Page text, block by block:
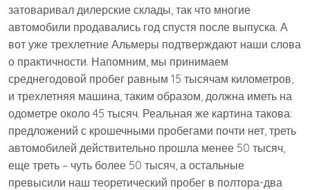
затоваривал дилерские склады, так что многие
автомобили продавались год спустя после выпуска. А
вот уже трехлетние Альмеры подтверждают наши слова
о практичности. Напомним, мы принимаем
среднегодовой пробег равным 15 тысячам километров,
и трехлетняя машина, таким образом, должна иметь на
одометре около 45 тысяч. Реальная же картина такова:
предложений с крошечными пробегами почти нет, треть
автомобилей действительно прошла менее 50 тысяч,
еще треть – чуть более 50 тысяч, а остальные
превысили наш теоретический пробег в полтора-два